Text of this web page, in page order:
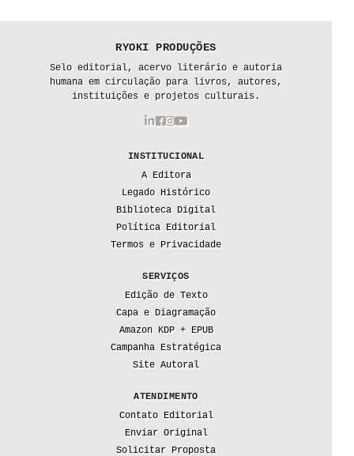
RYOKI PRODUÇÕES
Selo editorial, acervo literário e autoria
humana em circulação para livros, autores,
instituições e projetos culturais.
INSTITUCIONAL
A Editora
Legado Histórico
Biblioteca Digital
Política Editorial
Termos e Privacidade
SERVIÇOS
Edição de Texto
Capa e Diagramação
Amazon KDP + EPUB
Campanha Estratégica
Site Autoral
ATENDIMENTO
Contato Editorial
Enviar Original
Solicitar Proposta